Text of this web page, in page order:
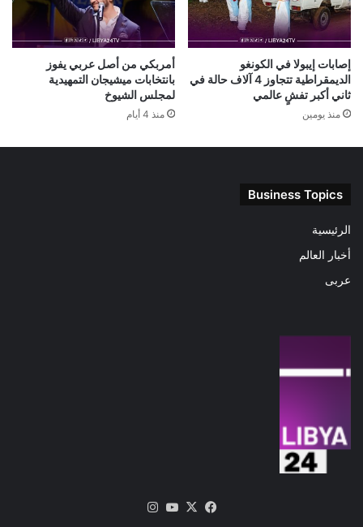
إصابات إيبولا في الكونغو
الديمقراطية تتجاوز 4 آلاف حالة في
ثاني أكبر تفشٍ عالمي
منذ يومين
أمربكي من أصل عربي يفوز
بانتخابات ميشيجان التمهيدية
لمجلس الشيوخ
منذ 4 أيام
Business Topics
الرئيسية
أخبار العالم
عربى
فيسبوك
‫X
‫YouTube